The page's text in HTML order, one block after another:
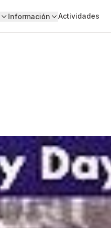
Información Actividades